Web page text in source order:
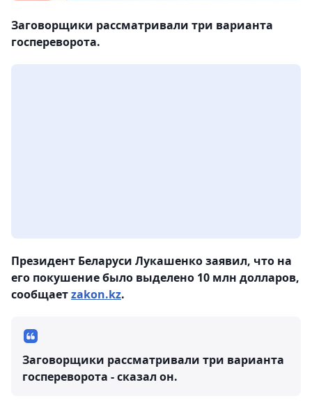
Заговорщики рассматривали три варианта
госпереворота.
Президент Беларуси Лукашенко заявил, что на
его покушение было выделено 10 млн долларов,
сообщаетzakon.kz.
Заговорщики рассматривали три варианта
госпереворота - сказал он.